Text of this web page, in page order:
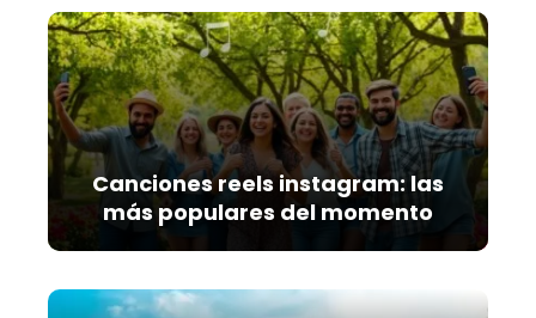
Canciones reels instagram: las
más populares del momento